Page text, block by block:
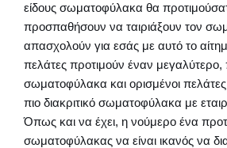
είδους σωματοφύλακα θα
προσπαθήσουν να ταιριάξουν τον
απασχολούν για εσάς με αυτό το
πελάτες προτιμούν έναν μεγαλύτερο,
σωματοφύλακα και ορισμένοι
πιο διακριτικό σωματοφύλακα με
Όπως και να έχει, η νούμερο ένα
σωματοφύλακας να είναι ικανός να